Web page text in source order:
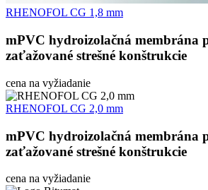
RHENOFOL CG 1,8 mm
mPVC hydroizolačná membrána
zaťažované strešné konštrukcie
cena na vyžiadanie
RHENOFOL CG 2,0 mm
mPVC hydroizolačná membrána
zaťažované strešné konštrukcie
cena na vyžiadanie